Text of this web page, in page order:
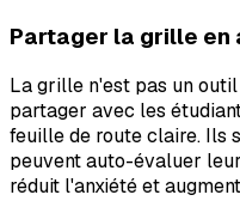
Partager la grille en
La grille n'est pas un
partager avec les
feuille de route claire. Ils
peuvent auto-évaluer
réduit l'anxiété et